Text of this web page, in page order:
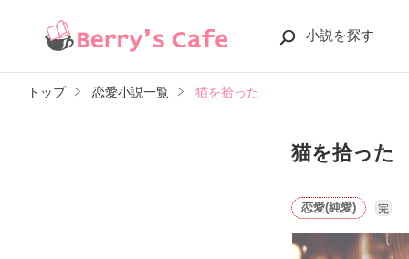
小説を探す
トップ 恋愛小説一覧 猫を拾った
猫を拾った
恋愛(純愛) 完